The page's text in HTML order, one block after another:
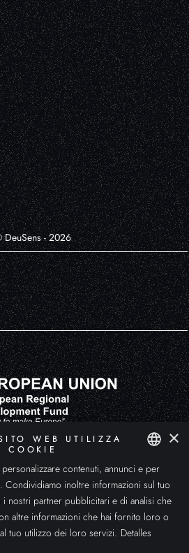
DeuSens - 2026
al Programma di Avvio all'Esportazione ICEX-Next, con il sostegno
FEDER. Lo scopo di questo sostegno è lo sviluppo internazionale
SPANISH
ENGLISH
ITALIAN
×
WEB UTILIZZA
COOKIE
contenuti, annunci e per
Condividiamo inoltre informazioni sul tuo
nostri partner pubblicitari e di analisi che
altre informazioni che hai fornito loro o
tuo utilizzo dei loro servizi. Detalles